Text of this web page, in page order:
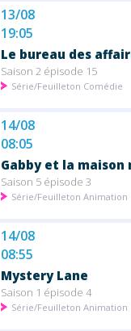
13/08
19:05
Le bureau des
Saison 2 épisode 15
Série/Feuilleton Comédie
14/08
08:05
Gabby et la maison
Saison 5 épisode 3
Série/Feuilleton Animation
14/08
08:55
Mystery Lane
Saison 1 épisode 4
Série/Feuilleton Animation